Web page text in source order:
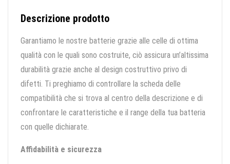
Descrizione prodotto
Garantiamo le nostre batterie grazie alle celle di ottima
qualità con le quali sono costruite, ciò assicura un’altissima
durabilità grazie anche al design costruttivo privo di
difetti. Ti preghiamo di controllare la scheda delle
compatibilità che si trova al centro della descrizione e di
confrontare le caratteristiche e il range della tua batteria
con quelle dichiarate.
Affidabilità e sicurezza